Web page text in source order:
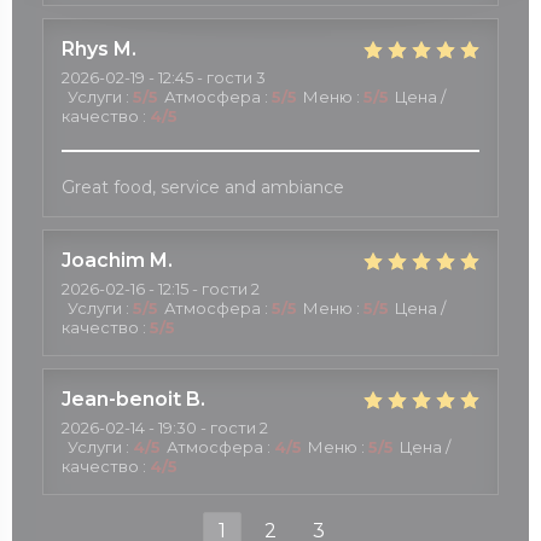
Rhys M
2026-02-19 - 12:45 - гости 3
Услуги : 5/5 Атмосфера : 5/5 Меню : 5/5 Цена /
качество : 4/5
Great food, service and ambiance
Joachim M
2026-02-16 - 12:15 - гости 2
Услуги : 5/5 Атмосфера : 5/5 Меню : 5/5 Цена /
качество : 5/5
Jean-benoit B
2026-02-14 - 19:30 - гости 2
Услуги : 4/5 Атмосфера : 4/5 Меню : 5/5 Цена /
качество : 4/5
1 2 3